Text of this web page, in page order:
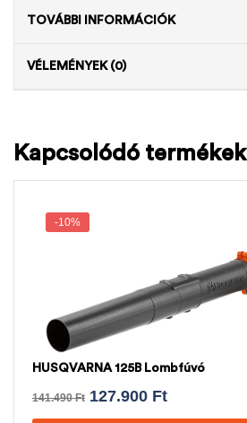
TOVÁBBI INFORMÁCIÓK
VÉLEMÉNYEK (0)
Kapcsolódó termékek
-10%
HUSQVARNA 125B Lombfúvó
141.490Ft 127.900 Ft